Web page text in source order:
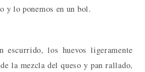
y lo ponemos en un bol.
escurrido, los huevos ligeramente
la mezcla del queso y pan rallado,